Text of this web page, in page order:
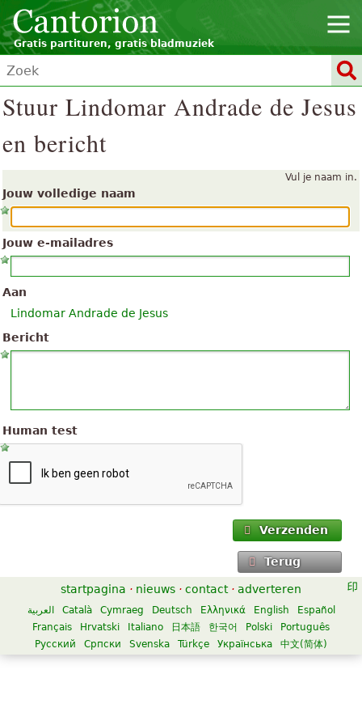
Gratis partituren, gratis bladmuziek
Stuur Lindomar Andrade de Jesus
en bericht
Vul je naam in.
Jouw volledige naam
Jouw e-mailadres
Aan
Lindomar Andrade de Jesus
Bericht
Human test
Verzenden
Terug
startpagina · nieuws · contact · adverteren
العربية Català Cymraeg Deutsch Ελληνικά English
Español
Français
Hrvatski Italiano 日本語 한국어 Polski
Português
Русский
Српски Svenska Türkçe Українська 中文(简体)